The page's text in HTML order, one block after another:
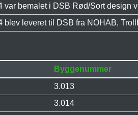
var bemalet i DSB Rød/Sort design
blev leveret til DSB fra NOHAB,
Byggenummer
3.013
3.014